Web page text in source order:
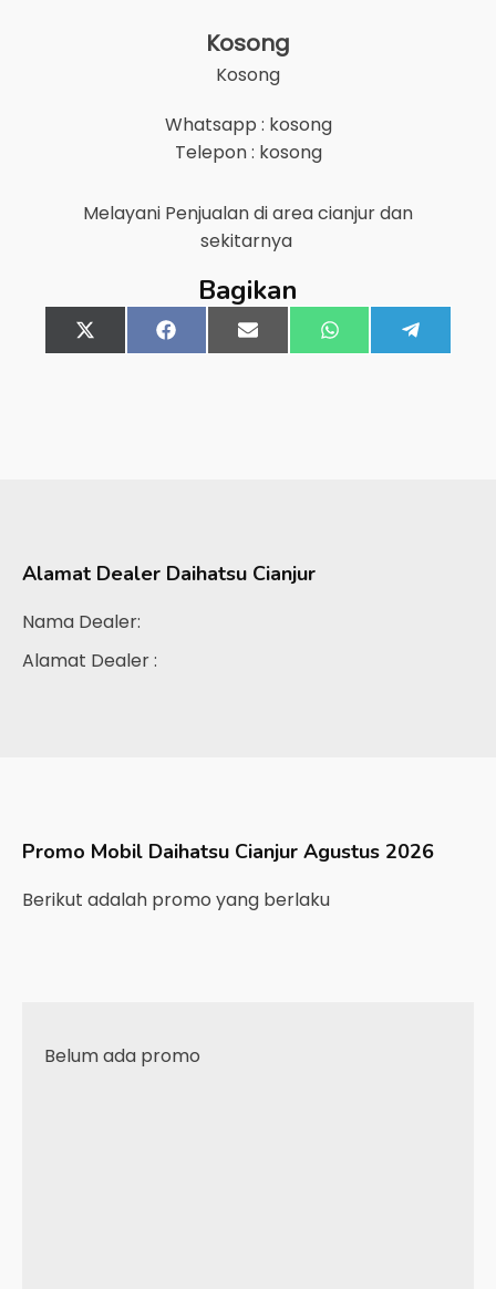
Kosong
Kosong
Whatsapp : kosong
Telepon : kosong
Melayani Penjualan di areacianjurdan
sekitarnya
Bagikan
Share
on
X
(Twitter)
Share
on
FacebookShare
on
Email Share
on
WhatsApp
on
Alamat Dealer Daihatsu Cianjur
Nama Dealer:
Alamat Dealer :
Promo Mobil Daihatsu Cianjur Agustus 2026
Berikut adalah promo yang berlaku
Belum ada promo